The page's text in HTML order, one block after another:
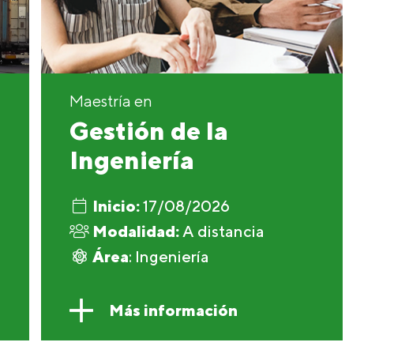
Maestría en
Gestión de la
Ingeniería
Inicio:17/08/2026
Modalidad:A distancia
Área: Ingeniería
Más información